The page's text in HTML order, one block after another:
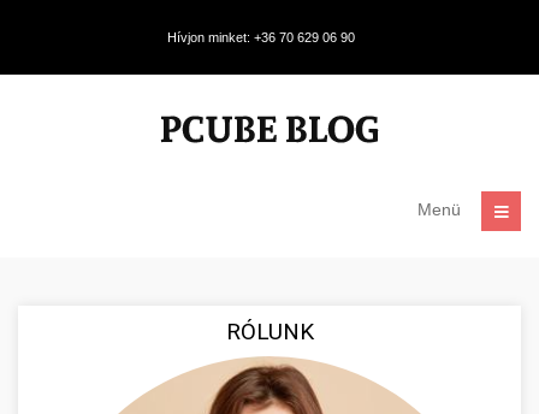
Hívjon minket: +36 70 629 06 90
Menü
RÓLUNK